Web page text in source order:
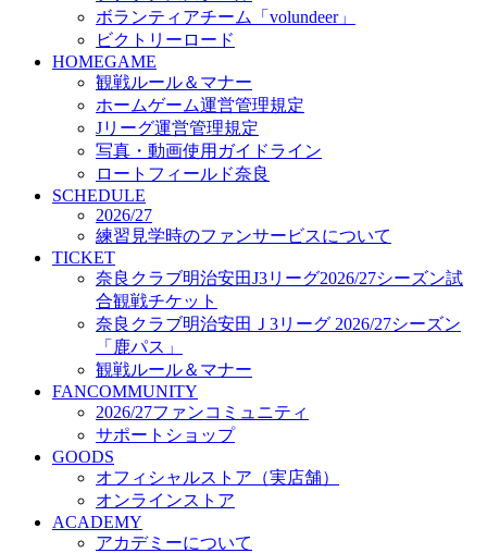
FANCOMMUNITY
2026/27ファンコミュニティ
サポートショップ
GOODS
オフィシャルストア（実店舗）
オンラインストア
ACADEMY
アカデミーについて
プロジェクト
コーチ&スタッフ
ジュニア
ジュニアユース
ユース
練習拠点（ナラディーア）
SCHOOL
2026/27 パートナー企業
パートナー募集
クラブ理念
クラブ情報
サステナビリティ
Web制作支援
応援プロジェクト
ボランティアチーム「volundeer」
ビクトリーロード
HOMEGAME
観戦ルール＆マナー
ホームゲーム運営管理規定
Jリーグ運営管理規定
写真・動画使用ガイドライン
ロートフィールド奈良
SCHEDULE
2026/27
練習見学時のファンサービスについて
TICKET
奈良クラブ明治安田J3リーグ2026/27シーズン試
合観戦チケット
奈良クラブ明治安田Ｊ3リーグ 2026/27シーズン
「鹿パス」
観戦ルール＆マナー
FANCOMMUNITY
2026/27ファンコミュニティ
サポートショップ
GOODS
オフィシャルストア（実店舗）
オンラインストア
ACADEMY
アカデミーについて